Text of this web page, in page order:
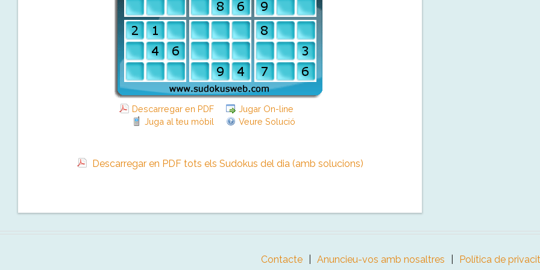
Descarregar en PDF
Jugar On-line
Juga al teu mòbil
Veure Solució
Descarregar en PDF tots els Sudokus del dia (amb solucions)
Contacte Anuncieu-vos amb nosaltres
Política de